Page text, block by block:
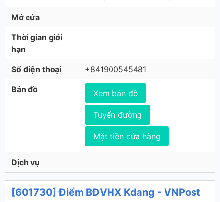
Mở cửa
Thời gian giới
hạn
Số điện thoại +841900545481
Bản đồ Xem bản đồ
Tuyến đường
Mặt tiền cửa hàng
Dịch vụ
[601730] Điểm BĐVHX Kdang - VNPost